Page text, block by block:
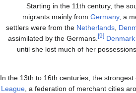
Starting in the 11th century, the
migrants mainly from Germany, a
settlers were from the Netherlands
assimilated by the Germans.
[9] Denmark
until she lost much of her
In the 13th to 16th centuries, the
League , a federation of merchant cities